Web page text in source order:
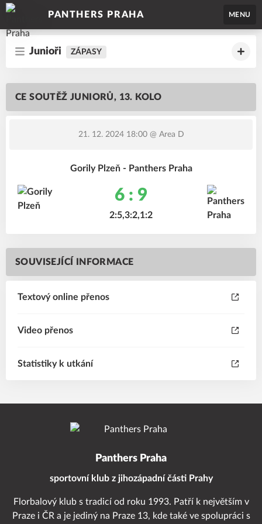
PANTHERS PRAHA MENU
Junioři ZÁPASY
CE SOUTĚŽ JUNIORŮ, 13. KOLO
21. 12. 2024 18:00@ Area D
Gorily Plzeň - Panthers Praha
6 : 9
2:5,3:2,1:2
SOUVISEJÍCÍ INFORMACE
Textový online přenos
Video přenos
Statistiky k utkání
Panthers Praha
sportovní klub z jihozápadní části Prahy
Florbalový klub s tradicí od roku 1993. Patří k největším v
Praze i ČR a je jediný na Praze 13, kde také ve spolupráci s